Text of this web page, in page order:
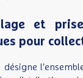
et
pour
désigne